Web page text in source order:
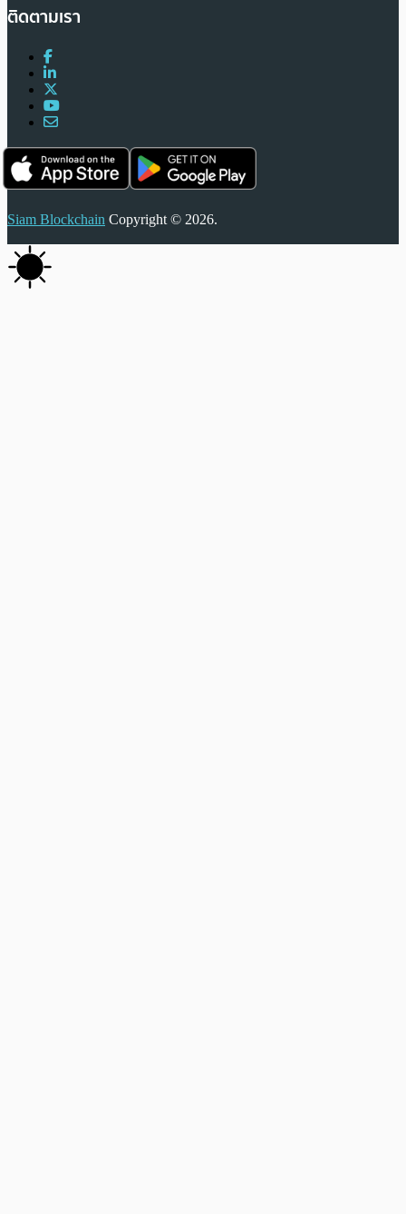
ติดตามเรา
Siam Blockchain Copyright © 2026.